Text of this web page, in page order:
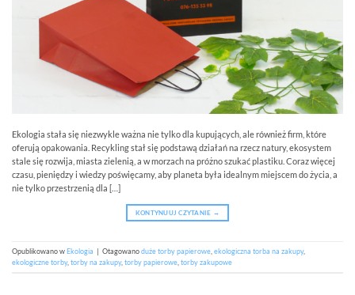
Ekologia stała się niezwykle ważna nie tylko dla kupujących, ale również firm, które
oferują opakowania. Recykling stał się podstawą działań na rzecz natury, ekosystem
stale się rozwija, miasta zielenią, a w morzach na próżno szukać plastiku. Coraz więcej
czasu, pieniędzy i wiedzy poświęcamy, aby planeta była idealnym miejscem do życia, a
nie tylko przestrzenią dla […]
KONTYNUUJ CZYTANIE →
Opublikowano wEkologia | Otagowanoduże torby papierowe ekologiczna torba na zakupy,
ekologiczne torby, torby na zakupy, torby papierowe torby zakupowe